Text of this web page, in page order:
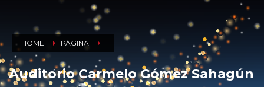
HOME PÁGINA
Auditorio Carmelo Gómez Sahagún